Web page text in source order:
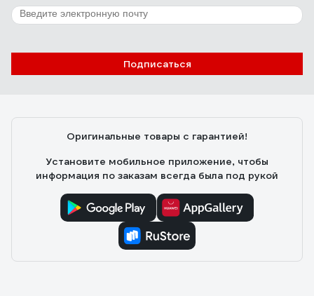
73 отзыва
12.12.2018
Отличная вещь.
Подписаться
Оригинальные товары с гарантией!
Установите мобильное приложение, чтобы
информация по заказам всегда была под рукой